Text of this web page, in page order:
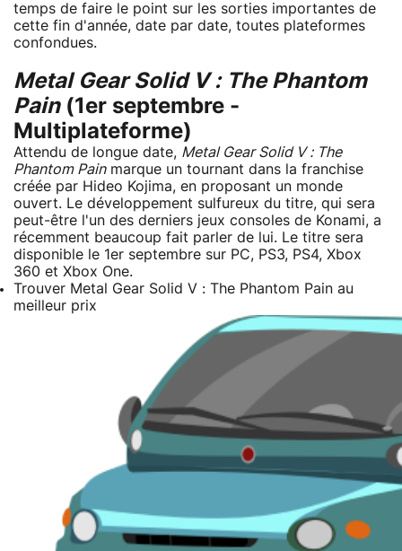
temps de faire le point sur les sorties importantes de
cette fin d'année, date par date, toutes plateformes
confondues.
Metal Gear Solid V : The Phantom
Pain(1er septembre -
Multiplateforme)
Attendu de longue date, Metal Gear Solid V : The
Phantom Painmarque un tournant dans la franchise
créée par Hideo Kojima, en proposant un monde
ouvert. Le développement sulfureux du titre, qui sera
peut-être l'un des derniers jeux consoles de Konami, a
récemment beaucoup fait parler de lui. Le titre sera
disponible le 1er septembre sur PC, PS3, PS4, Xbox
360 et Xbox One.
Trouver Metal Gear Solid V : The Phantom Pain au
meilleur prix